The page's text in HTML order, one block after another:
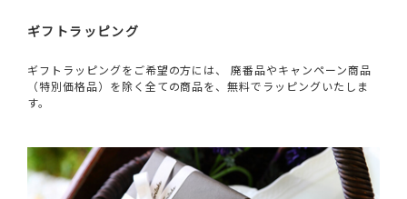
ギフトラッピング
ギフトラッピングをご希望の方には、 廃番品やキャンペーン商品
（特別価格品）を除く全ての商品を、無料でラッピングいたしま
す。